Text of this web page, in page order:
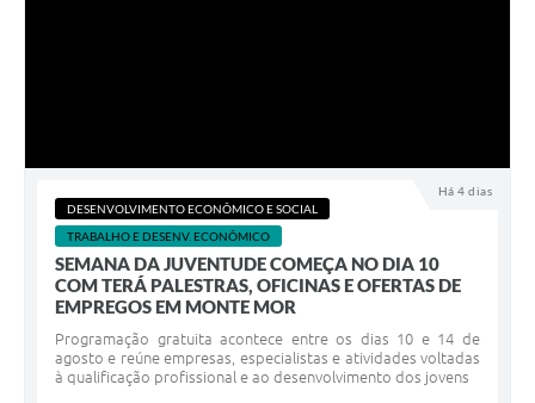
Há 4 dias
DESENVOLVIMENTO ECONÔMICO E SOCIAL
TRABALHO E DESENV. ECONÔMICO
SEMANA DA JUVENTUDE COMEÇA NO DIA 10
COM TERÁ PALESTRAS, OFICINAS E OFERTAS DE
EMPREGOS EM MONTE MOR
Programação gratuita acontece entre os dias 10 e 14 de
agosto e reúne empresas, especialistas e atividades voltadas
à qualificação profissional e ao desenvolvimento dos jovens